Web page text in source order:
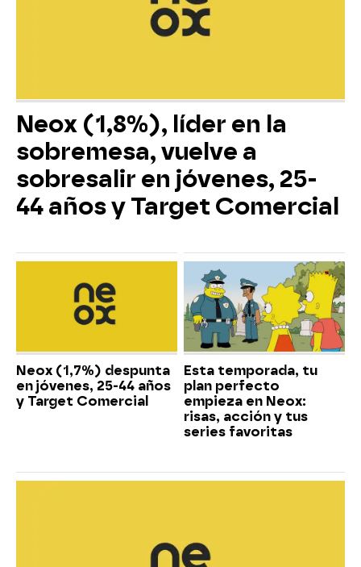
Neox (1,8%), líder en la
sobremesa, vuelve a
sobresalir en jóvenes, 25-
44 años y Target Comercial
Neox (1,7%) despunta
en jóvenes, 25-44 años
y Target Comercial
Esta temporada, tu
plan perfecto
empieza en Neox:
risas, acción y tus
series favoritas